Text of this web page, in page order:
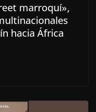
marroquí»,
hacia África